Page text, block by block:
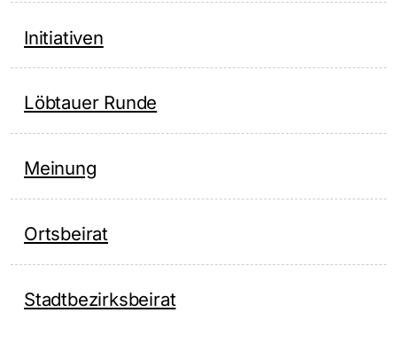
Initiativen
Löbtauer Runde
Meinung
Ortsbeirat
Stadtbezirksbeirat